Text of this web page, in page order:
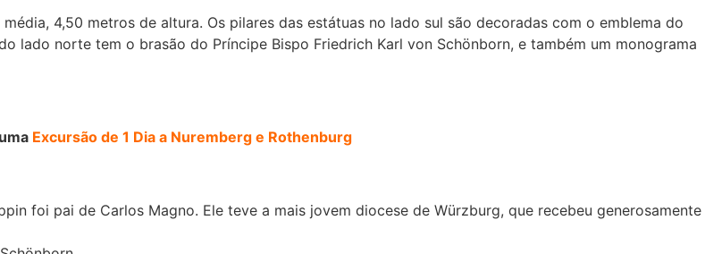
4,50 metros de altura. Os pilares das estátuas no lado sul são decoradas com o emblema do
lado norte tem o brasão do Príncipe Bispo Friedrich Karl von Schönborn, e também um monograma
Excursão de 1 Dia a Nuremberg e Rothenburg
foi pai de Carlos Magno. Ele teve a mais jovem diocese de Würzburg, que recebeu generosamente